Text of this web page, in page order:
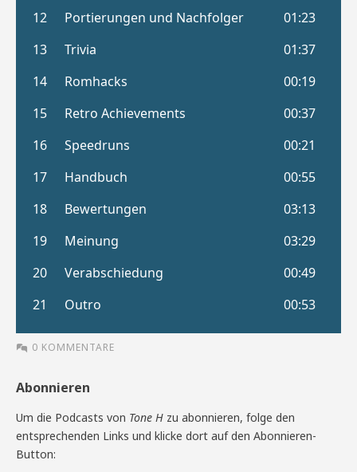
0 KOMMENTARE
Abonnieren
Um die Podcasts von Tone H zu abonnieren, folge den
entsprechenden Links und klicke dort auf den Abonnieren-
Button: